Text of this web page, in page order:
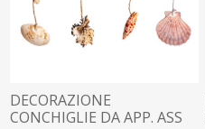
DECORAZIONE
CONCHIGLIE DA APP. ASS